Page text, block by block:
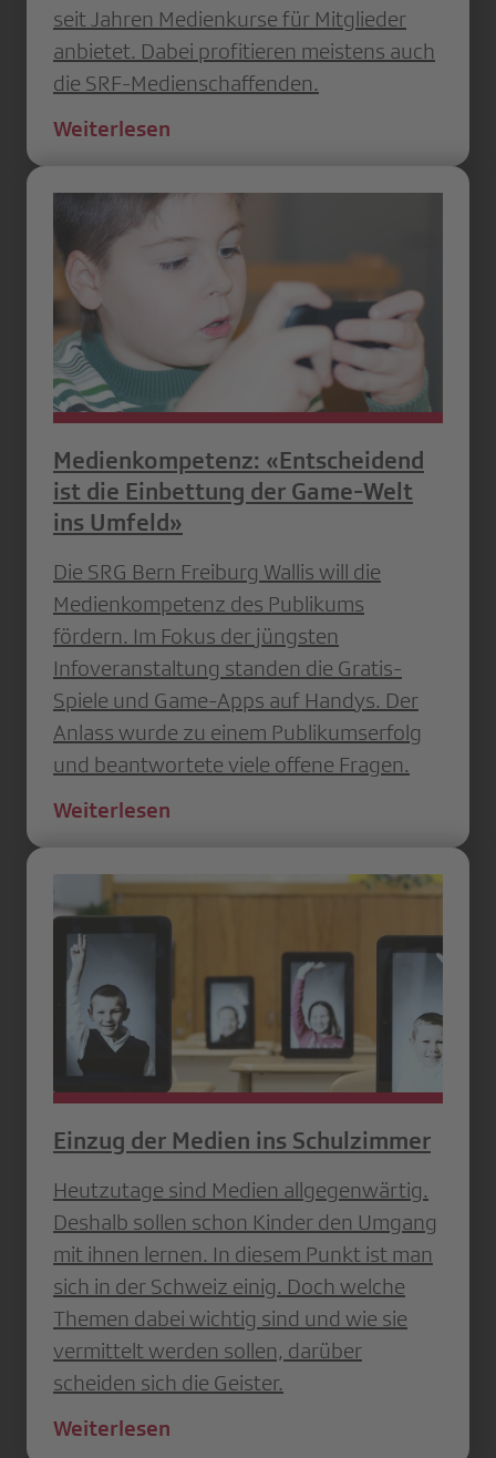
seit Jahren Medienkurse für Mitglieder
anbietet. Dabei profitieren meistens auch
die SRF-Medienschaffenden.
Weiterlesen
Medienkompetenz: «Entscheidend
ist die Einbettung der Game-Welt
ins Umfeld»
Die SRG Bern Freiburg Wallis will die
Medienkompetenz des Publikums
fördern. Im Fokus der jüngsten
Infoveranstaltung standen die Gratis-
Spiele und Game-Apps auf Handys. Der
Anlass wurde zu einem Publikumserfolg
und beantwortete viele offene Fragen.
Weiterlesen
Einzug der Medien ins Schulzimmer
Heutzutage sind Medien allgegenwärtig.
Deshalb sollen schon Kinder den Umgang
mit ihnen lernen. In diesem Punkt ist man
sich in der Schweiz einig. Doch welche
Themen dabei wichtig sind und wie sie
vermittelt werden sollen, darüber
scheiden sich die Geister.
Weiterlesen